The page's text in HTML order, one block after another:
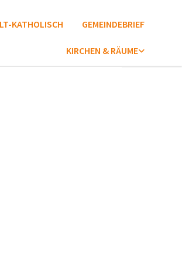
KATHOLISCH GEMEINDEBRIEF
KIRCHEN & RÄUME